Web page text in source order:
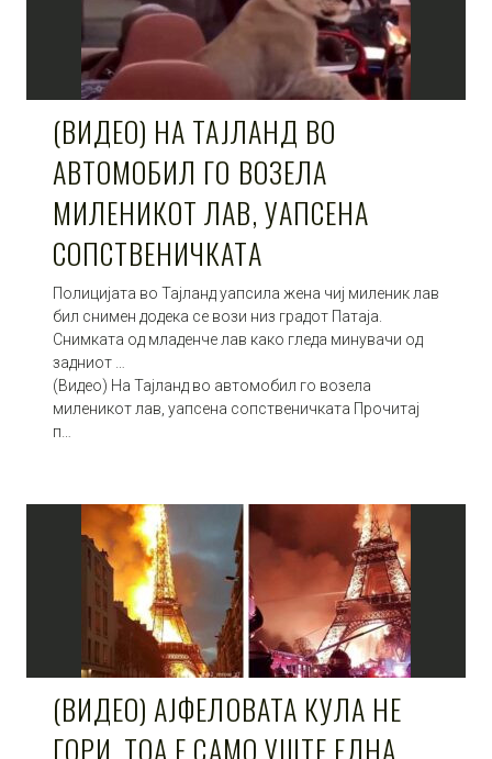
(ВИДЕО) НА ТАЈЛАНД ВО
АВТОМОБИЛ ГО ВОЗЕЛА
МИЛЕНИКОТ ЛАВ, УАПСЕНА
СОПСТВЕНИЧКАТА
Полицијата во Тајланд уапсила жена чиј миленик лав
бил снимен додека се вози низ градот Патаја.
Снимката од младенче лав како гледа минувачи од
задниот …
(Видео) На Тајланд во автомобил го возела
миленикот лав, уапсена сопственичката Прочитај
п…
(ВИДЕО) АЈФЕЛОВАТА КУЛА НЕ
ГОРИ, ТОА Е САМО УШТЕ ЕДНА